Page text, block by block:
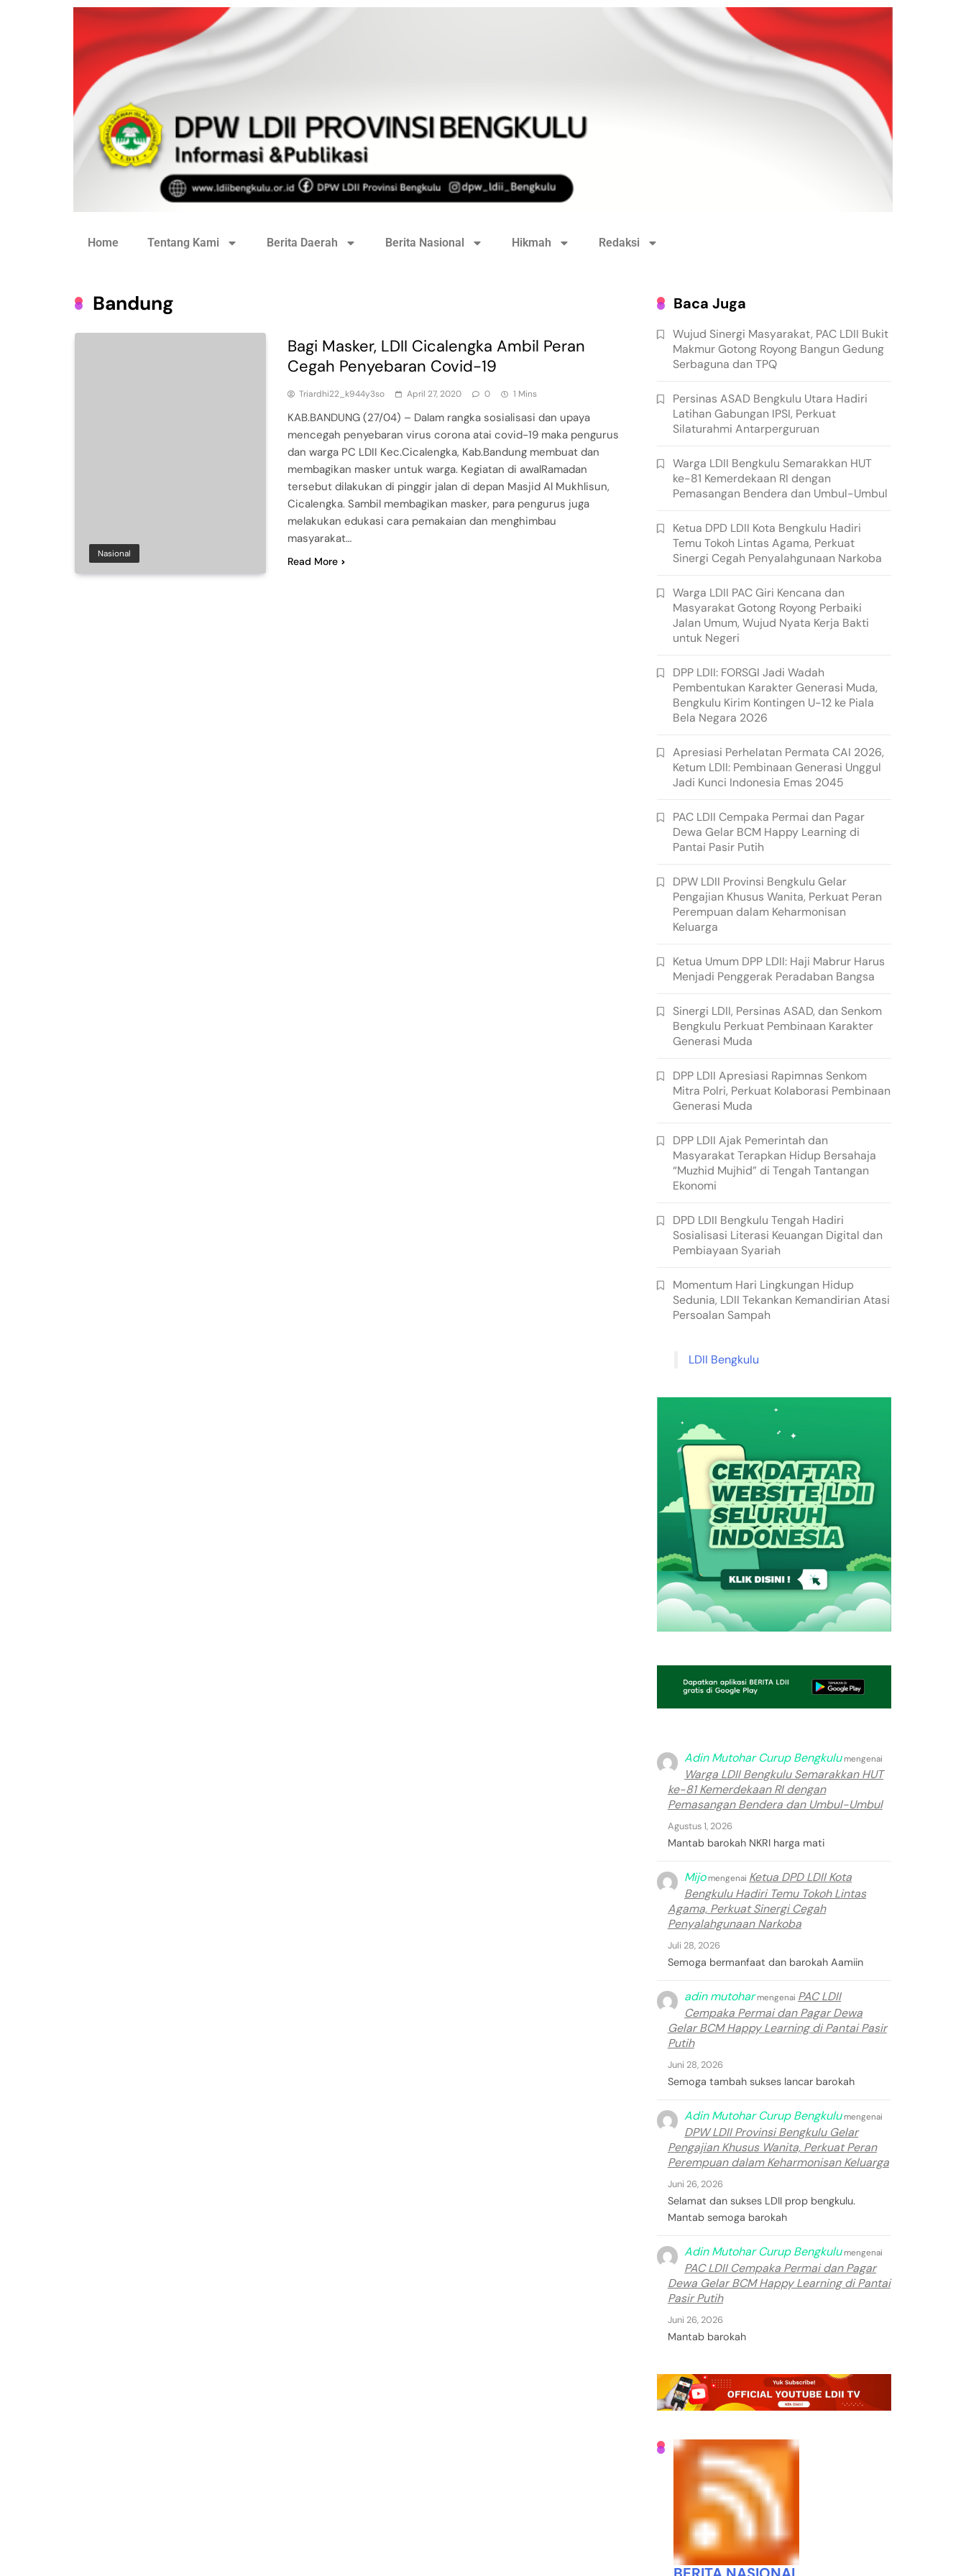
Home Tentang Kami Berita Daerah Berita Nasional Hikmah Redaksi
Bandung
Nasional
Bagi Masker, LDII Cicalengka Ambil Peran
Cegah Penyebaran Covid-19
Triardhi22_k944y3so April 27, 2020 0 1 Mins
KAB.BANDUNG (27/04) – Dalam rangka sosialisasi dan upaya
mencegah penyebaran virus corona atai covid-19 maka pengurus
dan warga PC LDII Kec.Cicalengka, Kab.Bandung membuat dan
membagikan masker untuk warga. Kegiatan di awalRamadan
tersebut dilakukan di pinggir jalan di depan Masjid Al Mukhlisun,
Cicalengka. Sambil membagikan masker, para pengurus juga
melakukan edukasi cara pemakaian dan menghimbau
masyarakat…
Read More
Baca Juga
Wujud Sinergi Masyarakat, PAC LDII Bukit
Makmur Gotong Royong Bangun Gedung
Serbaguna dan TPQ
Persinas ASAD Bengkulu Utara Hadiri
Latihan Gabungan IPSI, Perkuat
Silaturahmi Antarperguruan
Warga LDII Bengkulu Semarakkan HUT
ke-81 Kemerdekaan RI dengan
Pemasangan Bendera dan Umbul-Umbul
Ketua DPD LDII Kota Bengkulu Hadiri
Temu Tokoh Lintas Agama, Perkuat
Sinergi Cegah Penyalahgunaan Narkoba
Warga LDII PAC Giri Kencana dan
Masyarakat Gotong Royong Perbaiki
Jalan Umum, Wujud Nyata Kerja Bakti
untuk Negeri
DPP LDII: FORSGI Jadi Wadah
Pembentukan Karakter Generasi Muda,
Bengkulu Kirim Kontingen U-12 ke Piala
Bela Negara 2026
Apresiasi Perhelatan Permata CAI 2026,
Ketum LDII: Pembinaan Generasi Unggul
Jadi Kunci Indonesia Emas 2045
PAC LDII Cempaka Permai dan Pagar
Dewa Gelar BCM Happy Learning di
Pantai Pasir Putih
DPW LDII Provinsi Bengkulu Gelar
Pengajian Khusus Wanita, Perkuat Peran
Perempuan dalam Keharmonisan
Keluarga
Ketua Umum DPP LDII: Haji Mabrur Harus
Menjadi Penggerak Peradaban Bangsa
Sinergi LDII, Persinas ASAD, dan Senkom
Bengkulu Perkuat Pembinaan Karakter
Generasi Muda
DPP LDII Apresiasi Rapimnas Senkom
Mitra Polri, Perkuat Kolaborasi Pembinaan
Generasi Muda
DPP LDII Ajak Pemerintah dan
Masyarakat Terapkan Hidup Bersahaja
“Muzhid Mujhid” di Tengah Tantangan
Ekonomi
DPD LDII Bengkulu Tengah Hadiri
Sosialisasi Literasi Keuangan Digital dan
Pembiayaan Syariah
Momentum Hari Lingkungan Hidup
Sedunia, LDII Tekankan Kemandirian Atasi
Persoalan Sampah
LDII Bengkulu
Adin Mutohar Curup Bengkulumengenai
Warga LDII Bengkulu Semarakkan HUT
ke-81 Kemerdekaan RI dengan
Pemasangan Bendera dan Umbul-Umbul
Agustus 1, 2026
Mantab barokah NKRI harga mati
Mijomengenai Ketua DPD LDII Kota
Bengkulu Hadiri Temu Tokoh Lintas
Agama, Perkuat Sinergi Cegah
Penyalahgunaan Narkoba
Juli 28, 2026
Semoga bermanfaat dan barokah Aamiin
adin mutoharmengenai PAC LDII
Cempaka Permai dan Pagar Dewa
Gelar BCM Happy Learning di Pantai Pasir
Putih
Juni 28, 2026
Semoga tambah sukses lancar barokah
Adin Mutohar Curup Bengkulumengenai
DPW LDII Provinsi Bengkulu Gelar
Pengajian Khusus Wanita, Perkuat Peran
Perempuan dalam Keharmonisan Keluarga
Juni 26, 2026
Selamat dan sukses LDII prop bengkulu.
Mantab semoga barokah
Adin Mutohar Curup Bengkulumengenai
PAC LDII Cempaka Permai dan Pagar
Dewa Gelar BCM Happy Learning di Pantai
Pasir Putih
Juni 26, 2026
Mantab barokah